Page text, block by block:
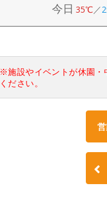
今日 35℃／
※施設やイベントが休園・
ください。